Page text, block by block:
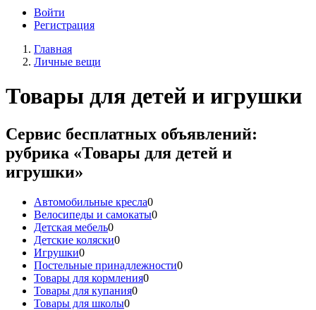
Войти
Регистрация
Главная
Личные вещи
Товары для детей и игрушки
Сервис бесплатных объявлений:
рубрика «Товары для детей и
игрушки»
Автомобильные кресла0
Велосипеды и самокаты0
Детская мебель0
Детские коляски0
Игрушки0
Постельные принадлежности0
Товары для кормления0
Товары для купания0
Товары для школы0